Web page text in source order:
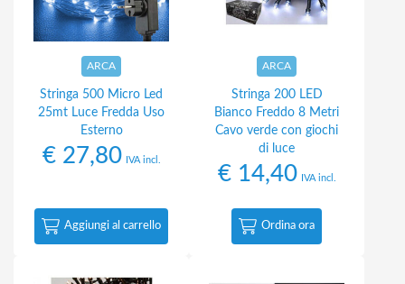
ARCA
Stringa 500 Micro Led
25mt Luce Fredda Uso
Esterno
€27,80 IVA incl.
Aggiungi al carrello
ARCA
Stringa 200 LED
Bianco Freddo 8 Metri
Cavo verde con giochi
di luce
€14,40 IVA incl.
Ordina ora